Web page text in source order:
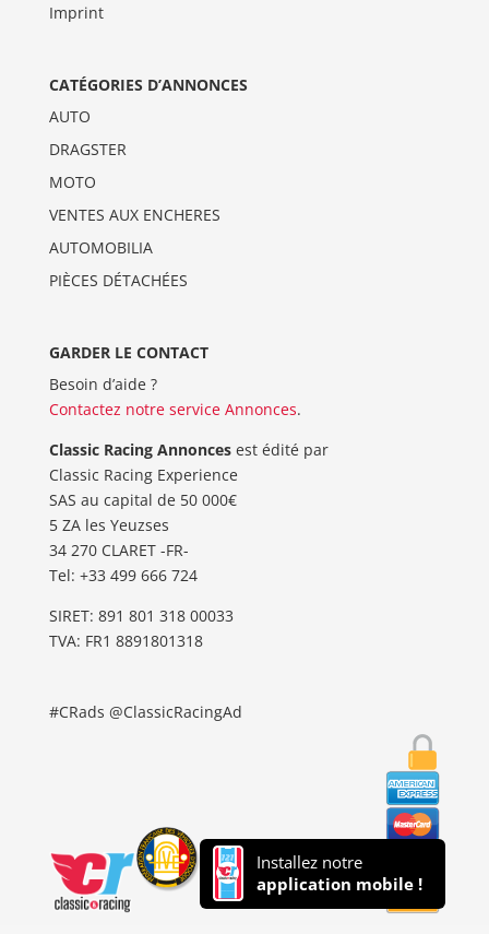
Imprint
CATÉGORIES D’ANNONCES
AUTO
DRAGSTER
MOTO
VENTES AUX ENCHERES
AUTOMOBILIA
PIÈCES DÉTACHÉES
GARDER LE CONTACT
Besoin d’aide ?
Contactez notre service Annonces.
Classic Racing Annoncesest édité par
Classic Racing Experience
SAS au capital de 50 000€
5 ZA les Yeuzses
34 270 CLARET -FR-
Tel: ‭+33 499 666 724‬
SIRET: 891 801 318 00033
TVA: FR1 8891801318
#CRads @ClassicRacingAd
Installez notre
application mobile !